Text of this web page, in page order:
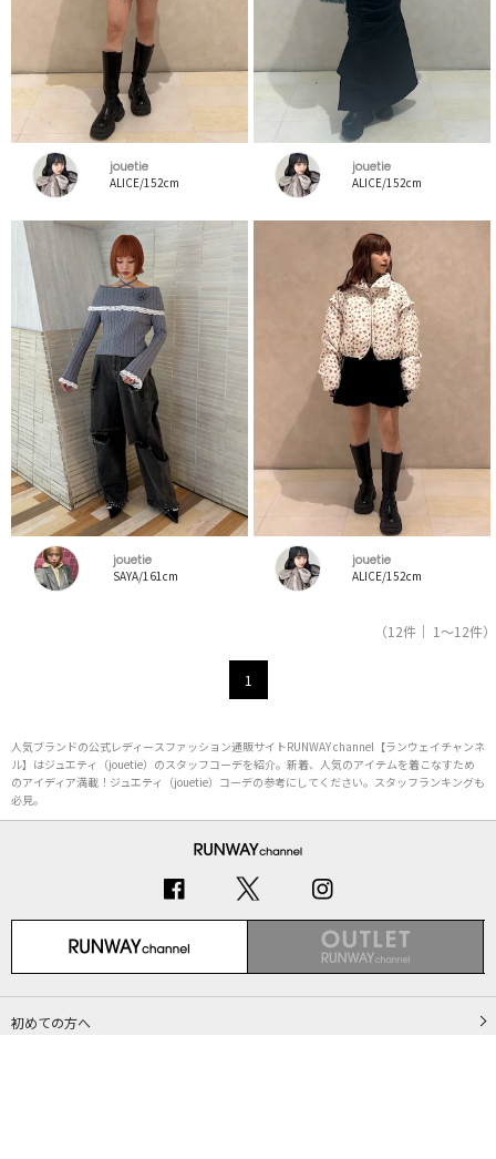
jouetie
ALICE/152cm
jouetie
ALICE/152cm
jouetie
SAYA/161cm
jouetie
ALICE/152cm
（12件｜ 1～12件）
1
人気ブランドの公式レディースファッション通販サイトRUNWAY channel【ランウェイチャンネ
ル】はジュエティ（jouetie）のスタッフコーデを紹介。新着、人気のアイテムを着こなすため
のアイディア満載！ジュエティ（jouetie）コーデの参考にしてください。スタッフランキングも
必見。
初めての方へ